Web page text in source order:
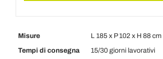
Misure
L 185 x P 102 x H 88 cm
Tempi di consegna
15/30 giorni lavorativi